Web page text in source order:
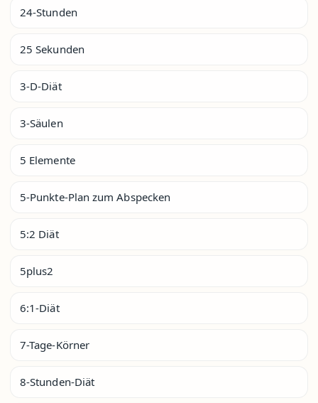
24-Stunden
25 Sekunden
3-D-Diät
3-Säulen
5 Elemente
5-Punkte-Plan zum Abspecken
5:2 Diät
5plus2
6:1-Diät
7-Tage-Körner
8-Stunden-Diät